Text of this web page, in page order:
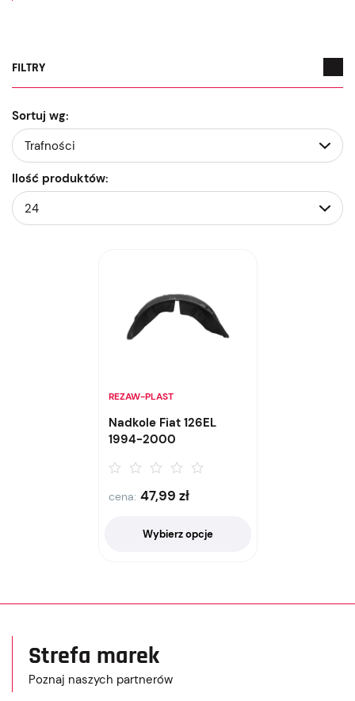
FILTRY
Ilość produktów:
Sortuj wg:
REZAW-PLAST
Nadkole Fiat 126EL
1994-2000
cena: 47,99 zł
Wybierz opcje
Strefa marek
Poznaj naszych partnerów